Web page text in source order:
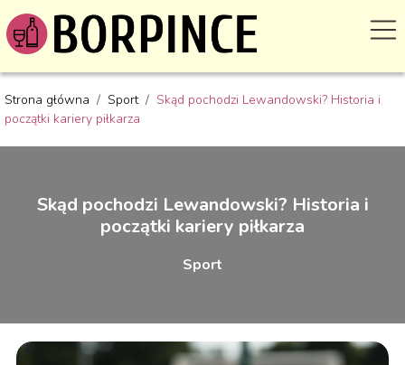
Strona główna / Sport / Skąd pochodzi Lewandowski? Historia i
początki kariery piłkarza
Skąd pochodzi Lewandowski? Historia i
początki kariery piłkarza
Sport